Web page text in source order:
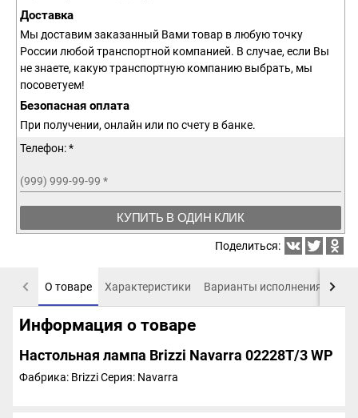
Доставка
Мы доставим заказанный Вами товар в любую точку
России любой транспортной компанией. В случае, если Вы
не знаете, какую транспортную компанию выбрать, мы
посоветуем!
Безопасная оплата
При получении, онлайн или по счету в банке.
Телефон: *
(999) 999-99-99 *
КУПИТЬ В ОДИН КЛИК
Поделиться:
О товаре Характеристики Варианты исполнения
Информация о товаре
Настольная лампа Brizzi Navarra 02228T/3 WP
Фабрика: BrizziСерия: Navarra